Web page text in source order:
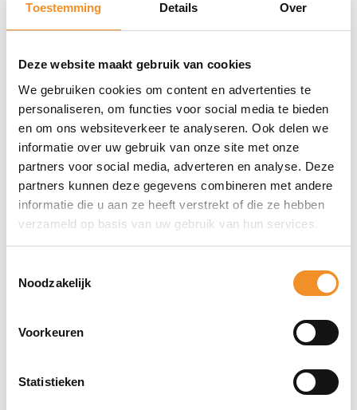
Toestemming Details Over
Deze website maakt gebruik van cookies
We gebruiken cookies om content en advertenties te
personaliseren, om functies voor social media te bieden
en om ons websiteverkeer te analyseren. Ook delen we
informatie over uw gebruik van onze site met onze
partners voor social media, adverteren en analyse. Deze
partners kunnen deze gegevens combineren met andere
informatie die u aan ze heeft verstrekt of die ze hebben
verzameld op basis van uw gebruik van hun services.
Noodzakelijk
Voorkeuren
Statistieken
Donker blauw
Apple iOS 26
Direct erbij bestellen